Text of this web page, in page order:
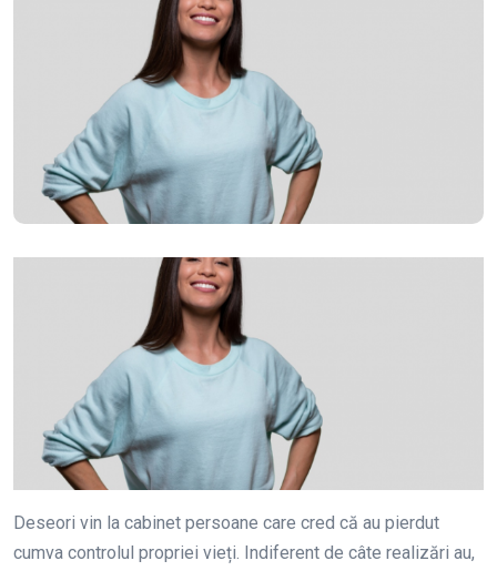
Deseori vin la cabinet persoane care cred că au pierdut
cumva controlul propriei vieți. Indiferent de câte realizări au,